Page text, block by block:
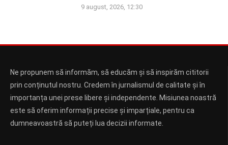
9 august, 2026, 12:30
Ne propunem să informăm, să educăm și să inspirăm cititorii
prin conținutul nostru. Credem în jurnalismul de calitate și în
importanța unei prese libere și independente. Misiunea noastră
este să oferim informații precise și imparțiale, pentru ca
dumneavoastră să puteți lua decizii informate.